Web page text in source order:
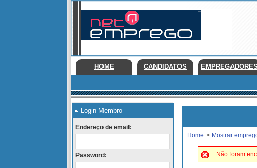
HOME CANDIDATOS EMPREGADORES
Login Membro
Endereço de email:
Password:
Home > Mostrar
Não foram